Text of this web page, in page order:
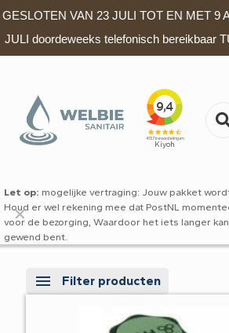
GESLOTEN VAN 23 JULI TOT EN MET 9
JULI doordeweeks telefonisch bereikbaar
Let op: mogelijke vertraging: Jouw pakket
Houd er wel rekening mee dat PostNL
voor de bezorging, Waardoor het iets langer
gewend bent.
✕
Filter producten